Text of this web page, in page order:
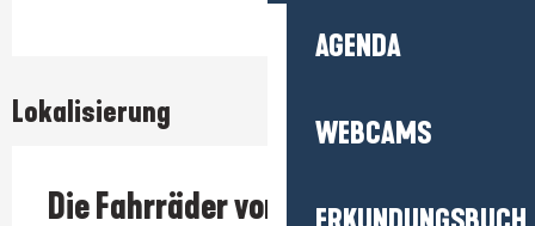
AGENDA
WEBCAMS
Lokalisierung
Die Fahrräder von Piriac (E-Bike-